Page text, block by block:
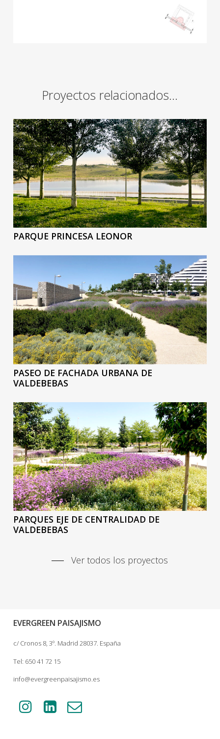
Proyectos relacionados…
PARQUE PRINCESA LEONOR
PASEO DE FACHADA URBANA DE
VALDEBEBAS
PARQUES EJE DE CENTRALIDAD DE
VALDEBEBAS
Ver todos los proyectos
EVERGREEN PAISAJISMO
c/ Cronos 8, 3º. Madrid 28037. España
Tel: 650 41 72 15
info@evergreenpaisajismo.es